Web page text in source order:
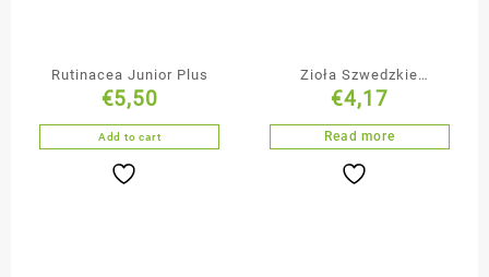
Rutinacea Junior Plus
€5,50
Add to cart
Zioła Szwedzkie
Mieszanka Ziół 100g
€4,17
Read more